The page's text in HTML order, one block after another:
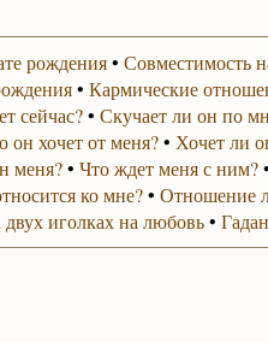
рождения• Совместимость
• Кармические
сейчас?• Скучает ли он по
он хочет от меня?• Хочет ли
меня?• Что ждет меня с ним?•
ко мне?• Отношение
иголках на любовь•